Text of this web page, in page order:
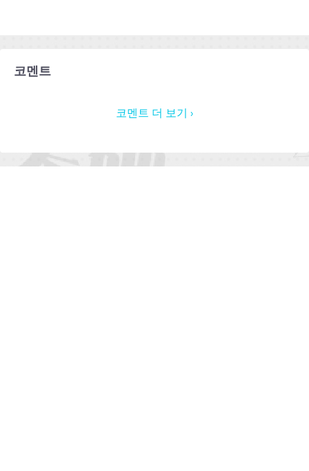
코멘트
코멘트 더 보기 ›